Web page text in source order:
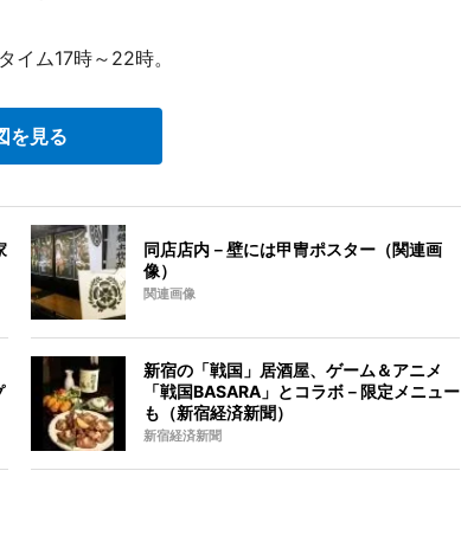
ム17時～22時。
を見る
同店店内－壁には甲冑ポスター（関連画
像）
関連画像
新宿の「戦国」居酒屋、ゲーム＆アニメ
「戦国BASARA」とコラボ－限定メニュー
も（新宿経済新聞）
新宿経済新聞